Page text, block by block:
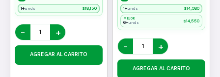
1+unds $18,150
− +
AGREGAR AL CARRITO
1+unds $14,980
MEJOR
6+unds $14,550
− +
AGREGAR AL CARRITO